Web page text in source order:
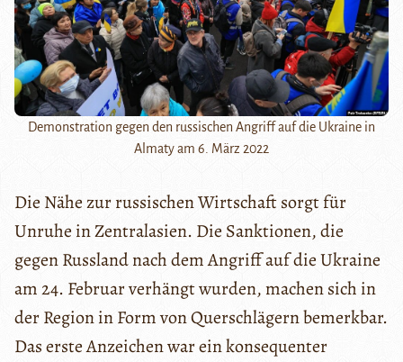
Demonstration gegen den russischen Angriff auf die Ukraine in
Almaty am 6. März 2022
Die Nähe zur russischen Wirtschaft sorgt für
Unruhe in Zentralasien. Die Sanktionen, die
gegen Russland nach dem Angriff auf die Ukraine
am 24. Februar verhängt wurden, machen sich in
der Region in Form von Querschlägern bemerkbar.
Das erste Anzeichen war ein konsequenter